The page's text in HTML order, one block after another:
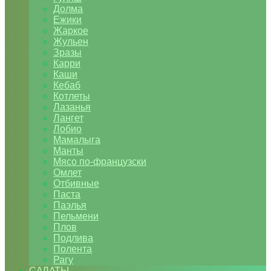
Долма
Ежики
Жаркое
Жульен
Зразы
Карри
Каши
Кебаб
Котлеты
Лазанья
Лангет
Лобио
Мамалыга
Манты
Мясо по-французски
Омлет
Отбивные
Паста
Паэлья
Пельмени
Плов
Подлива
Полента
Рагу